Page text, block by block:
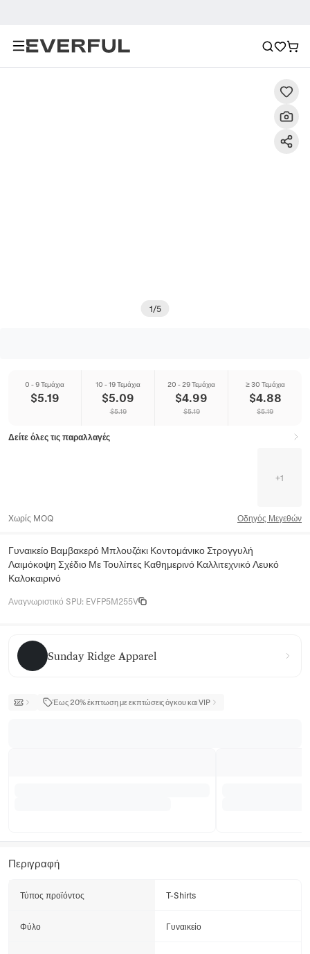
1/5
0 - 9 Τεμάχια
$5.19
10 - 19 Τεμάχια
$5.09
$5.19
20 - 29 Τεμάχια
$4.99
$5.19
≥ 30 Τεμάχια
$4.88
$5.19
Δείτε όλες τις παραλλαγές
+1
Χωρίς MOQ Οδηγός Μεγεθών
Γυναικείο Βαμβακερό Μπλουζάκι Κοντομάνικο Στρογγυλή
Λαιμόκοψη Σχέδιο Με Τουλίπες Καθημερινό Καλλιτεχνικό Λευκό
Καλοκαιρινό
Αναγνωριστικό SPU: EVFP5M255V
Sunday Ridge Apparel
Sunday Ridge Apparel
Έως 20% έκπτωση με εκπτώσεις όγκου και VIP
Περιγραφή
Τύπος προϊόντος T-Shirts
Φύλο Γυναικείο